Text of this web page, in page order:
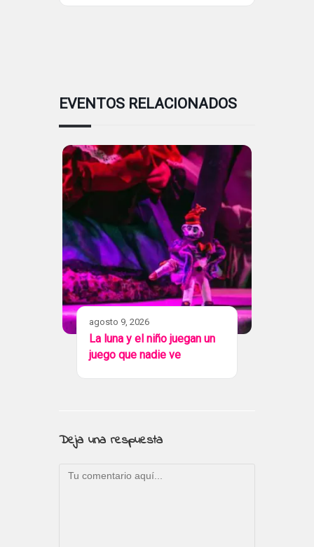
EVENTOS RELACIONADOS
agosto 9, 2026
La luna y el niño juegan un
juego que nadie ve
Deja una respuesta
Comentario